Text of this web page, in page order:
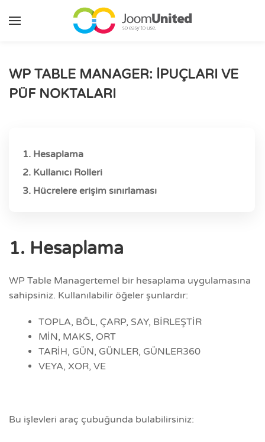
Ana içeriğe geç
WP TABLE MANAGER: İPUÇLARI VE
PÜF NOKTALARI
1. Hesaplama
2. Kullanıcı Rolleri
3. Hücrelere erişim sınırlaması
1. Hesaplama
WP Table Managertemel bir hesaplama uygulamasına
sahipsiniz. Kullanılabilir öğeler şunlardır:
TOPLA, BÖL, ÇARP, SAY, BİRLEŞTİR
MİN, MAKS, ORT
TARİH, GÜN, GÜNLER, GÜNLER360
VEYA, XOR, VE
Bu işlevleri araç çubuğunda bulabilirsiniz: